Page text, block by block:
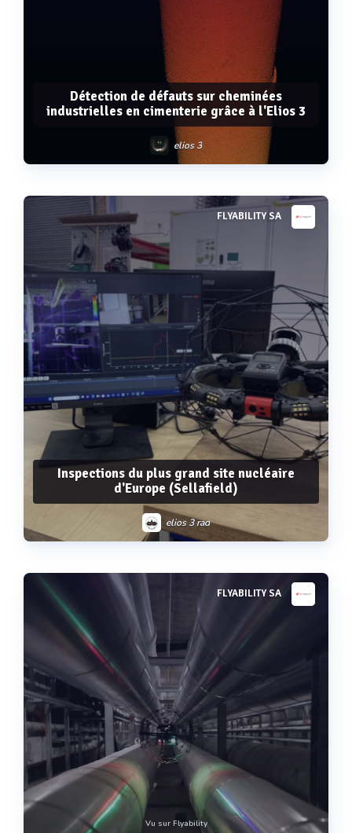
Détection de défauts sur cheminées
industrielles en cimenterie grâce à l'Elios 3
elios 3
Voir plus FLYABILITY SA
Inspections du plus grand site nucléaire
d'Europe (Sellafield)
elios 3 rad
FLYABILITY SA
Vu sur Flyability